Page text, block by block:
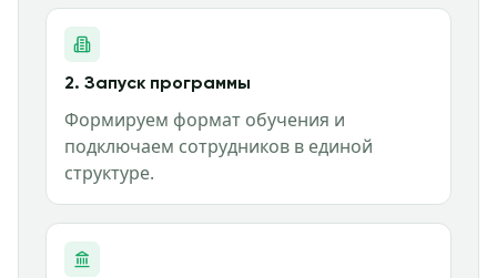
2. Запуск программы
Формируем формат обучения и
подключаем сотрудников в единой
структуре.